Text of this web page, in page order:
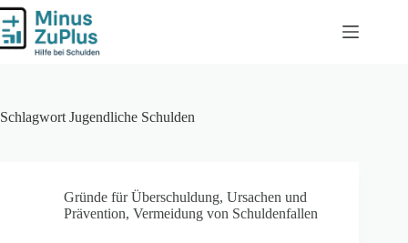
Zum
Inhalt
springen
Schlagwort Jugendliche Schulden
Gründe für Überschuldung, Ursachen und
Prävention, Vermeidung von Schuldenfallen